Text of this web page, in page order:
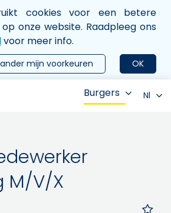
cookies voor een betere
onze website. Raadpleeg ons
voor meer info.
OK
mijn voorkeuren
Burgers Nl
M/V/X